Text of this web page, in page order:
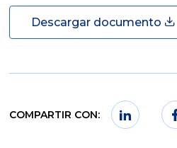
Descargar documento
COMPARTIR CON: